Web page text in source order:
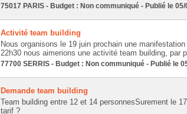
75017 PARIS - Budget : Non communiqué - Publié le 05/
Activité team building
Nous organisons le 19 juin prochain une
22h30 nous aimerions une activité team building, par
77700 SERRIS - Budget : Non communiqué - Publié le
Demande team building
Team building entre 12 et 14 personnesSurement le
tarif ?